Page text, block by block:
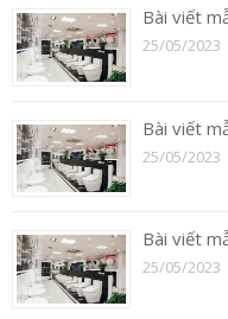
Bài viết
25/05/2023
Bài viết
25/05/2023
Bài viết
25/05/2023